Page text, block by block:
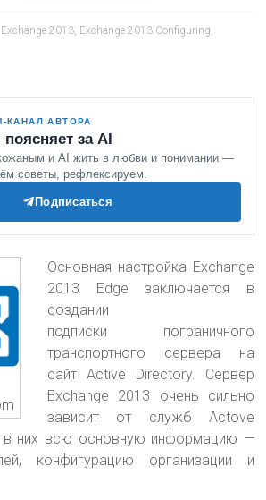
Exchange 2013, Exchange 2013 Configuring,
КАНАЛ АВТОРА
за AI
и AI жить в любви и понимании —
советы, рефлексируем.
Подписаться
Основная настройка Exchange
2013 Edge заключается в
создании
подписки пограничного
транспортного сервера на
сайт Active Directory. Сервер
Exchange 2013 очень сильно
зависит от служб Actove
в них всю основную информацию —
конфигурацию организации и